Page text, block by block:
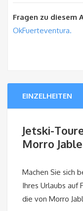
EINZELHEITEN
Jetski-
Morro
Machen Sie sich
Ihres Urlaubs auf
die von Morro
Fragen zu diesem
OkFuerteventura.